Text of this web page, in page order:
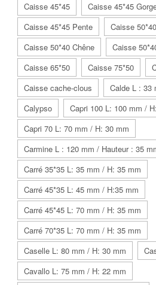
Caisse 45*45
Caisse 45*45
Caisse 45*45 Pente
Caisse 50*40
Caisse 50*40 Chêne
Caisse
Caisse 65*50
Caisse 75*50
Caisse cache-clous
Calde L : 33
Calypso
Capri 100 L: 100 mm /
Capri 70 L: 70 mm / H: 30 mm
Carmine L : 120 mm / Hauteur : 35
Carré 35*35 L: 35 mm / H: 35 mm
Carré 45*35 L: 45 mm / H:35 mm
Carré 45*45 L: 70 mm / H: 35 mm
Carré 70*35 L: 70 mm / H: 35 mm
Caselle L: 80 mm / H: 30 mm
Cavallo L: 75 mm / H: 22 mm